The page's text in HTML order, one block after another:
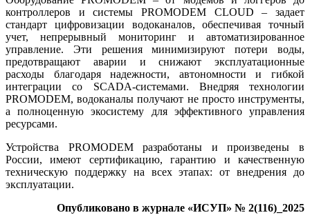
контроллеров и системы PROMODEM CLOUD – задает
стандарт цифровизации водоканалов, обеспечивая точный
учет, непрерывный мониторинг и автоматизированное
управление. Эти решения минимизируют потери во­ды,
предотвращают аварии и снижают эксплуатационные
расходы благодаря надежности, автономности и гибкой
интеграции со SCADA-системами. Внедряя технологии
PROMODEM, водоканалы получают не просто инструменты,
а полноценную экосистему для эффективного управления
ресурсами.
Устройства PROMODEM разработаны и произведены в
России, имеют сертификацию, гарантию и качественную
техническую поддержку на всех этапах: от внедрения до
эксплуатации.
Опубликовано в журнале «ИСУП» № 2(116)_2025